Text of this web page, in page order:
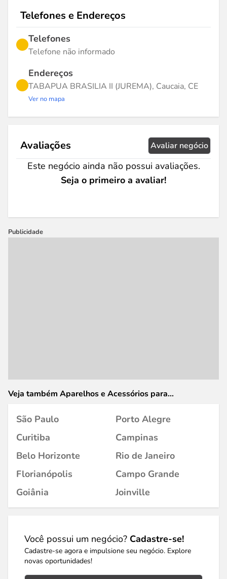
Telefones e Endereços
Telefones
Telefone não informado
Endereços
TABAPUA BRASILIA II (JUREMA), Caucaia, CE
Ver no mapa
Avaliações Avaliar negócio
Este negócio ainda não possui avaliações.
Seja o primeiro a avaliar!
Publicidade
Veja também Aparelhos e Acessórios para
São Paulo
Porto Alegre
Curitiba
Campinas
Belo Horizonte
Rio de Janeiro
Florianópolis
Campo Grande
Goiânia
Joinville
Você possui um negócio? Cadastre-se!
Cadastre-se agora e impulsione seu negócio. Explore
novas oportunidades!